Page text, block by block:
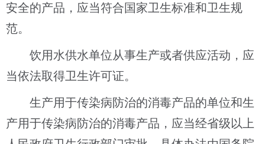
安全的产品，应当符合国家卫生标准和卫生规
范。
饮用水供水单位从事生产或者供应活动，应
当依法取得卫生许可证。
生产用于传染病防治的消毒产品的单位和生
产用于传染病防治的消毒产品，应当经省级以上